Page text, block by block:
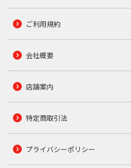
ご利用規約
会社概要
店舗案内
特定商取引法
プライバシーポリシー